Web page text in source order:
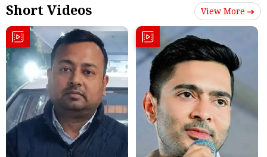
Short Videos View More